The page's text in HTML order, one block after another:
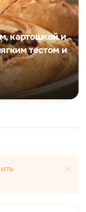
картошкой и
тестом и